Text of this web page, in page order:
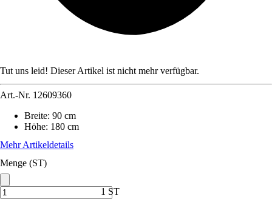
Tut uns leid! Dieser Artikel ist nicht mehr verfügbar.
Art.-Nr. 12609360
Breite: 90 cm
Höhe: 180 cm
Mehr Artikeldetails
Menge (ST)
1 ST